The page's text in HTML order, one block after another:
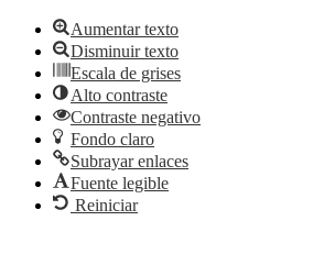
Aumentar texto
Disminuir texto
Escala de grises
Alto contraste
Contraste negativo
Fondo claro
Subrayar enlaces
Fuente legible
Reiniciar